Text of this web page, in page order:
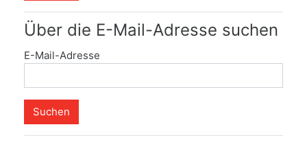
Über die E-Mail-Adresse suchen
E-Mail-Adresse